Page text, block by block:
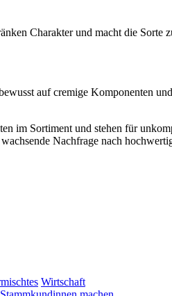
Charakter und macht die Sorte
auf cremige Komponenten
im Sortiment und stehen für
Nachfrage nach
Wirtschaft